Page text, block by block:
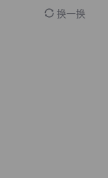
换一换